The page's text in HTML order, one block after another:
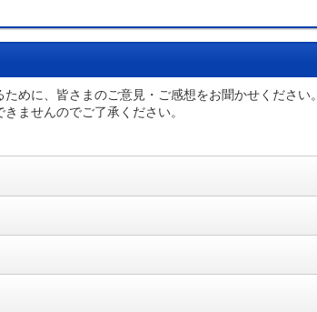
めに、皆さまのご意見・ご感想をお聞かせください。
ませんのでご了承ください。